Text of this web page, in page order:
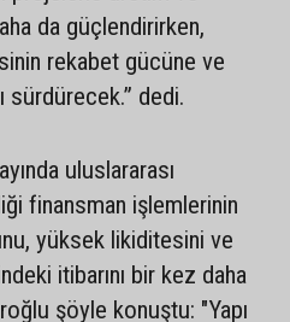
da güçlendirirken,
rekabet gücüne ve
sürdürecek.” dedi.
uluslararası
finansman işlemlerinin
yüksek likiditesini ve
itibarını bir kez daha
şöyle konuştu: "Yapı